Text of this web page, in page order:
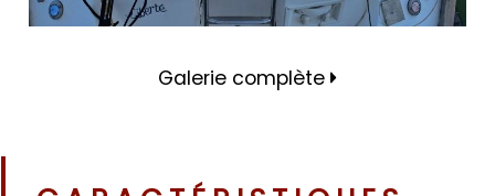
Galerie complète